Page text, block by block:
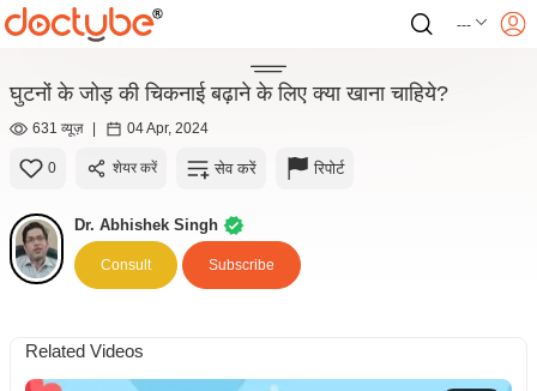
---
घुटनों के जोड़ की चिकनाई बढ़ाने के लिए क्या खाना चाहिये?
631 व्यूज़ | 04 Apr, 2024
0 शेयर करें सेव करें रिपोर्ट
Dr. Abhishek Singh
Consult Subscribe
Related Videos